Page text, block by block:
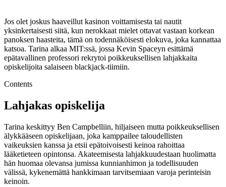
Jos olet joskus haaveillut kasinon voittamisesta tai nautit
yksinkertaisesti siitä, kun nerokkaat mielet ottavat vastaan korkean
panoksen haasteita, tämä on todennäköisesti elokuva, joka kannattaa
katsoa. Tarina alkaa MIT:ssä, jossa Kevin Spaceyn esittämä
epätavallinen professori rekrytoi poikkeuksellisen lahjakkaita
opiskelijoita salaiseen blackjack-tiimiin.
Contents
Lahjakas opiskelija
Tarina keskittyy Ben Campbelliin, hiljaiseen mutta poikkeuksellisen
älykkääseen opiskelijaan, joka kamppailee taloudellisten
vaikeuksien kanssa ja etsii epätoivoisesti keinoa rahoittaa
lääketieteen opintonsa. Akateemisesta lahjakkuudestaan huolimatta
hän huomaa olevansa jumissa kunnianhimon ja todellisuuden
välissä, kykenemättä hankkimaan tarvitsemiaan varoja perinteisin
keinoin.